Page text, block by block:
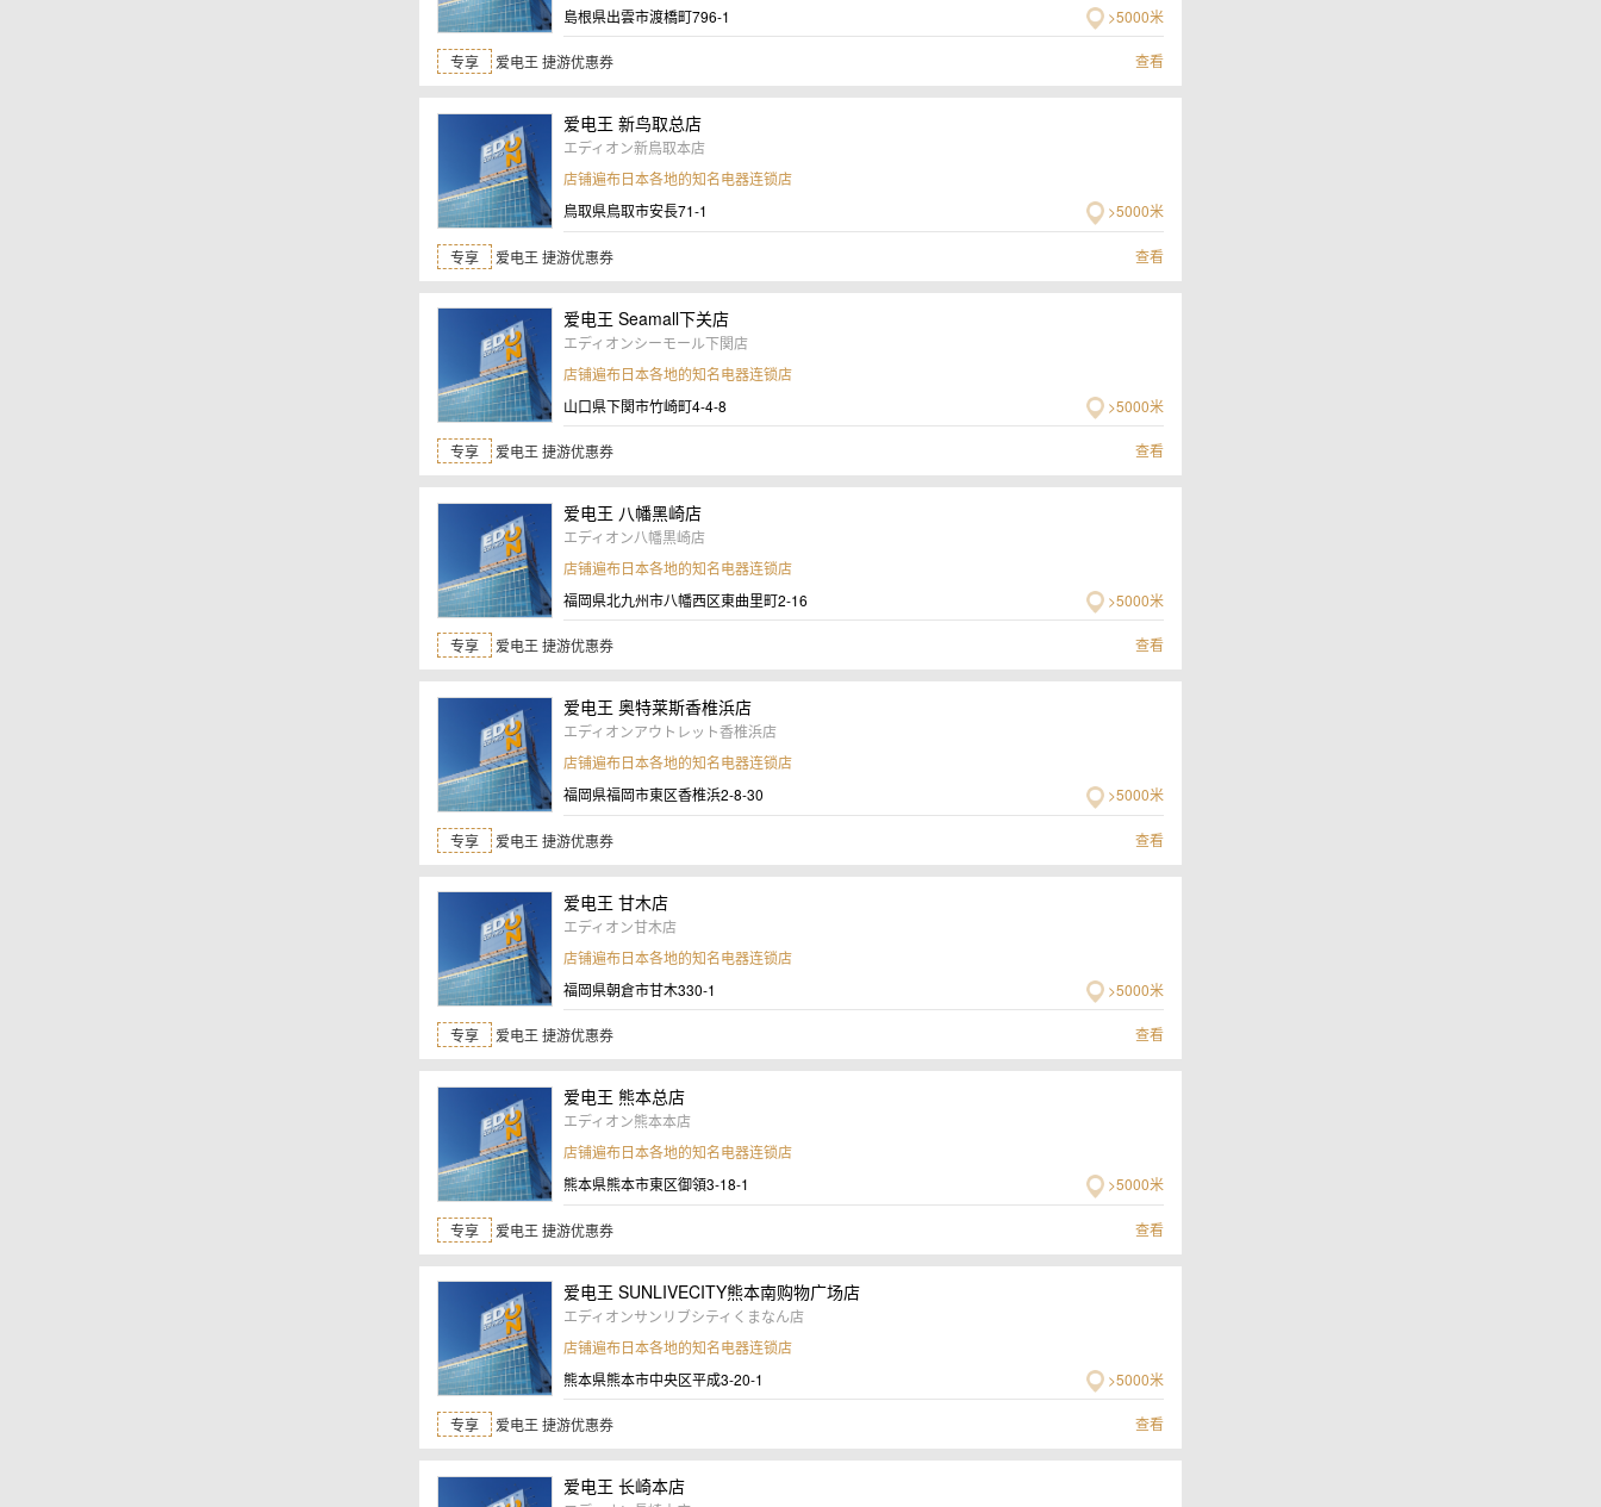
島根県出雲市渡橋町796-1
>5000米
专享 爱电王 捷游优惠券 查看
爱电王 新鸟取总店
エディオン新鳥取本店
店铺遍布日本各地的知名电器连锁店
鳥取県鳥取市安長71-1
>5000米
专享 爱电王 捷游优惠券 查看
爱电王 Seamall下关店
エディオンシーモール下関店
店铺遍布日本各地的知名电器连锁店
山口県下関市竹崎町4-4-8
>5000米
专享 爱电王 捷游优惠券 查看
爱电王 八幡黑崎店
エディオン八幡黒崎店
店铺遍布日本各地的知名电器连锁店
福岡県北九州市八幡西区東曲里町2-16
>5000米
专享 爱电王 捷游优惠券 查看
爱电王 奥特莱斯香椎浜店
エディオンアウトレット香椎浜店
店铺遍布日本各地的知名电器连锁店
福岡県福岡市東区香椎浜2-8-30
>5000米
专享 爱电王 捷游优惠券 查看
爱电王 甘木店
エディオン甘木店
店铺遍布日本各地的知名电器连锁店
福岡県朝倉市甘木330-1
>5000米
专享 爱电王 捷游优惠券 查看
爱电王 熊本总店
エディオン熊本本店
店铺遍布日本各地的知名电器连锁店
熊本県熊本市東区御領3-18-1
>5000米
专享 爱电王 捷游优惠券 查看
爱电王 SUNLIVECITY熊本南购物广场店
エディオンサンリブシティくまなん店
店铺遍布日本各地的知名电器连锁店
熊本県熊本市中央区平成3-20-1
>5000米
专享 爱电王 捷游优惠券 查看
爱电王 长崎本店